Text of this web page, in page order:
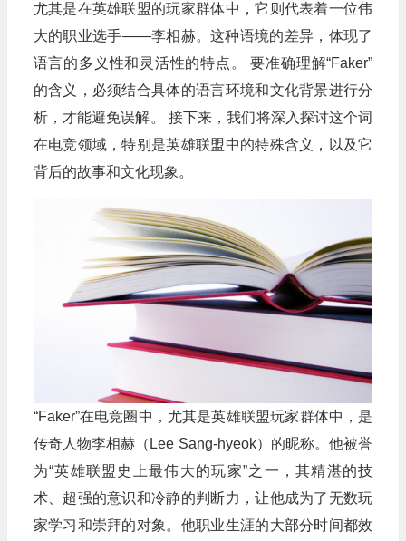
尤其是在英雄联盟的玩家群体中，它则代表着一位伟
大的职业选手——李相赫。这种语境的差异，体现了
语言的多义性和灵活性的特点。 要准确理解“Faker”
的含义，必须结合具体的语言环境和文化背景进行分
析，才能避免误解。 接下来，我们将深入探讨这个词
在电竞领域，特别是英雄联盟中的特殊含义，以及它
背后的故事和文化现象。
“Faker”在电竞圈中，尤其是英雄联盟玩家群体中，是
传奇人物李相赫（Lee Sang-hyeok）的昵称。他被誉
为“英雄联盟史上最伟大的玩家”之一，其精湛的技
术、超强的意识和冷静的判断力，让他成为了无数玩
家学习和崇拜的对象。他职业生涯的大部分时间都效